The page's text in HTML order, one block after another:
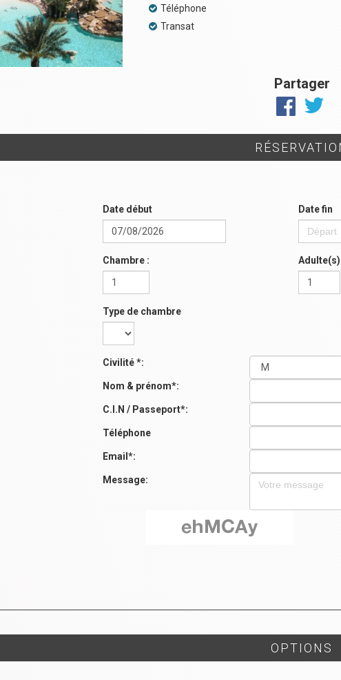
Téléphone
Transat
Partager
Date début Date fin
Chambre : Adulte(s)
Type de chambre
Civilité *:
Nom & prénom*:
C.I.N / Passeport*:
Téléphone
Email*:
Message:
OPTIONS